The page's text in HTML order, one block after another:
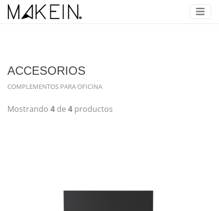
ACCESORIOS
COMPLEMENTOS PARA OFICINA
Mostrando 4 de 4 productos